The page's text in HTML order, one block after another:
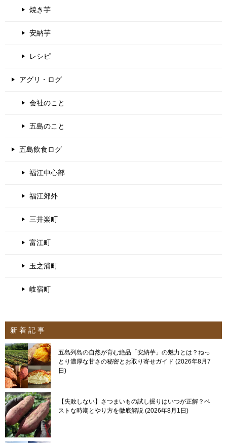
焼き芋
安納芋
レシピ
アグリ・ログ
会社のこと
五島のこと
五島飲食ログ
福江中心部
福江郊外
三井楽町
富江町
玉之浦町
岐宿町
新 着 記 事
五島列島の自然が育む絶品「安納芋」の魅力とは？ねっ
とり濃厚な甘さの秘密とお取り寄せガイド 2026年8月7
日
【失敗しない】さつまいもの試し掘りはいつが正解？ベ
ストな時期とやり方を徹底解説 2026年8月1日